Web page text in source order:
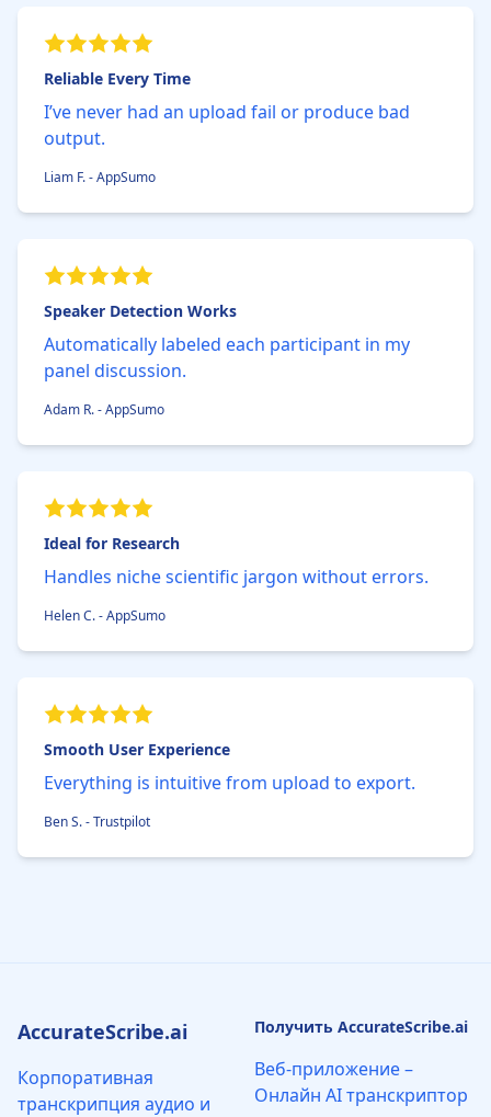
Reliable Every Time
I’ve never had an upload fail or produce bad
output.
Liam F. - AppSumo
Speaker Detection Works
Automatically labeled each participant in my
panel discussion.
Adam R. - AppSumo
Ideal for Research
Handles niche scientific jargon without errors.
Helen C. - AppSumo
Smooth User Experience
Everything is intuitive from upload to export.
Ben S. - Trustpilot
AccurateScribe.ai
Корпоративная
транскрипция аудио и
Получить AccurateScribe.ai
Веб-приложение –
Онлайн AI транскриптор